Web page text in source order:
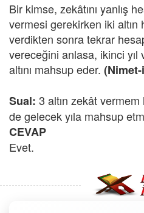
Bir kimse, zekâtını yanlış
vermesi gerekirken iki
verdikten sonra tekrar
vereceğini anlasa, ikinci
altını mahsup eder.
Sual: 3 altın zekât
de gelecek yıla mahsup
CEVAP
Evet.